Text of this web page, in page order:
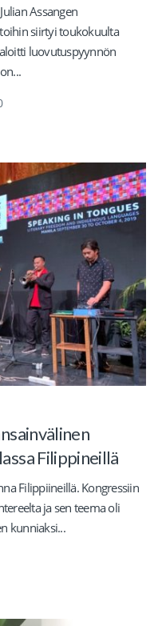
Assangen
siirtyi toukokuulta
luovutuspyynnön
Filippineillä
Filippiineillä. Kongressiin
ja sen teema oli
kunniaksi...